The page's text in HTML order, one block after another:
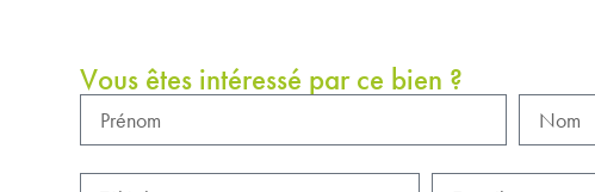
Vous êtes intéressé par ce bien ?